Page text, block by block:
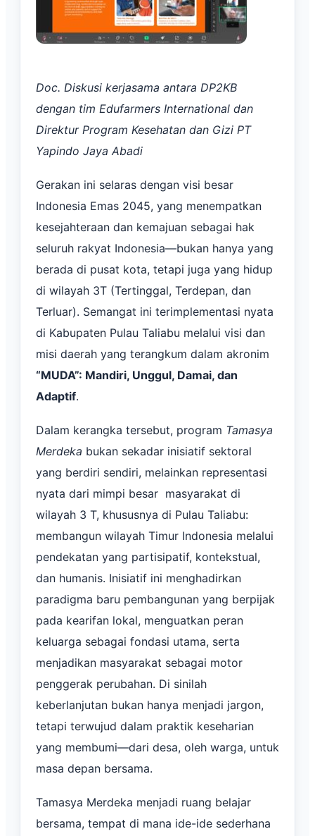
Doc. Diskusi kerjasama antara DP2KB
dengan tim Edufarmers International dan
Direktur Program Kesehatan dan Gizi PT
Yapindo Jaya Abadi
Gerakan ini selaras dengan visi besar
Indonesia Emas 2045, yang menempatkan
kesejahteraan dan kemajuan sebagai hak
seluruh rakyat Indonesia—bukan hanya yang
berada di pusat kota, tetapi juga yang hidup
di wilayah 3T (Tertinggal, Terdepan, dan
Terluar). Semangat ini terimplementasi nyata
di Kabupaten Pulau Taliabu melalui visi dan
misi daerah yang terangkum dalam akronim
“MUDA”: Mandiri, Unggul, Damai, dan
Adaptif.
Dalam kerangka tersebut, program Tamasya
Merdeka bukan sekadar inisiatif sektoral
yang berdiri sendiri, melainkan representasi
nyata dari mimpi besar masyarakat di
wilayah 3 T, khususnya di Pulau Taliabu:
membangun wilayah Timur Indonesia melalui
pendekatan yang partisipatif, kontekstual,
dan humanis. Inisiatif ini menghadirkan
paradigma baru pembangunan yang berpijak
pada kearifan lokal, menguatkan peran
keluarga sebagai fondasi utama, serta
menjadikan masyarakat sebagai motor
penggerak perubahan. Di sinilah
keberlanjutan bukan hanya menjadi jargon,
tetapi terwujud dalam praktik keseharian
yang membumi—dari desa, oleh warga, untuk
masa depan bersama.
Tamasya Merdeka menjadi ruang belajar
bersama, tempat di mana ide-ide sederhana